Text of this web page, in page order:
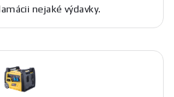
nejaké výdavky.